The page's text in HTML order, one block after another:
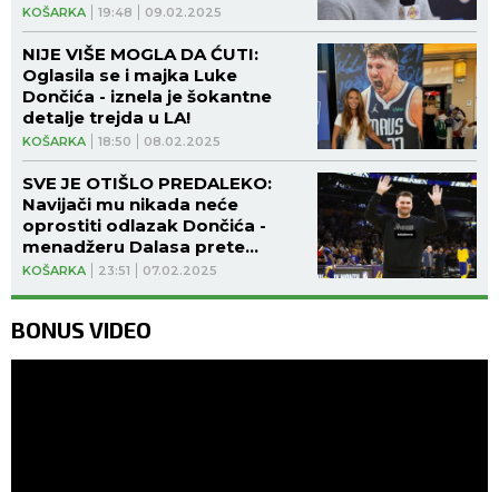
KOŠARKA 19:48 09.02.2025
KOŠARKA 18:50 08.02.2025
NIJE VIŠE MOGLA DA ĆUTI:
Oglasila se i majka Luke
Dončića - iznela je šokantne
detalje trejda u LA!
KOŠARKA 23:51 07.02.2025
SVE JE OTIŠLO PREDALEKO:
Navijači mu nikada neće
oprostiti odlazak Dončića -
menadžeru Dalasa prete
smrću! (VIDEO)
BONUS VIDEO